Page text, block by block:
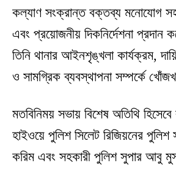
কল্যাণ সংক্রান্ত বক্তব্য মনোযোগ
এবং প্রয়োজনীয় দিকনির্দেশনা প্রদান
তিনি থানার আইনশৃঙ্খলা কার্যক্রম,
ও সামগ্রিক ব্যবস্থাপনা সম্পর্কে
মতবিনিময় সভায় বিশেষ অতিথি
হাইওয়ে পুলিশ সিলেট রিজিয়নের
করিম এবং সহকারী পুলিশ সুপার আবু